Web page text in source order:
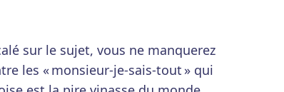
sur le sujet, vous ne manquerez
les « monsieur-je-sais-tout » qui